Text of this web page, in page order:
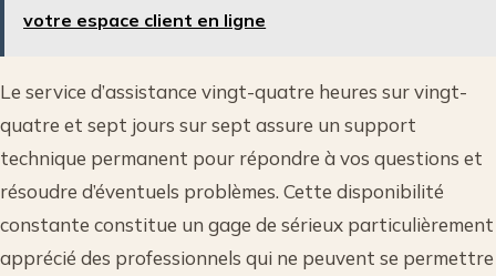
votre espace client en ligne
Le service d’assistance vingt-quatre heures sur vingt-
quatre et sept jours sur sept assure un support
technique permanent pour répondre à vos questions et
résoudre d’éventuels problèmes. Cette disponibilité
constante constitue un gage de sérieux particulièrement
apprécié des professionnels qui ne peuvent se permettre